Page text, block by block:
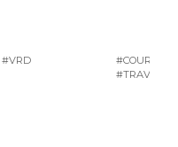
#VRD
#COURRIER
#TRAVAUX